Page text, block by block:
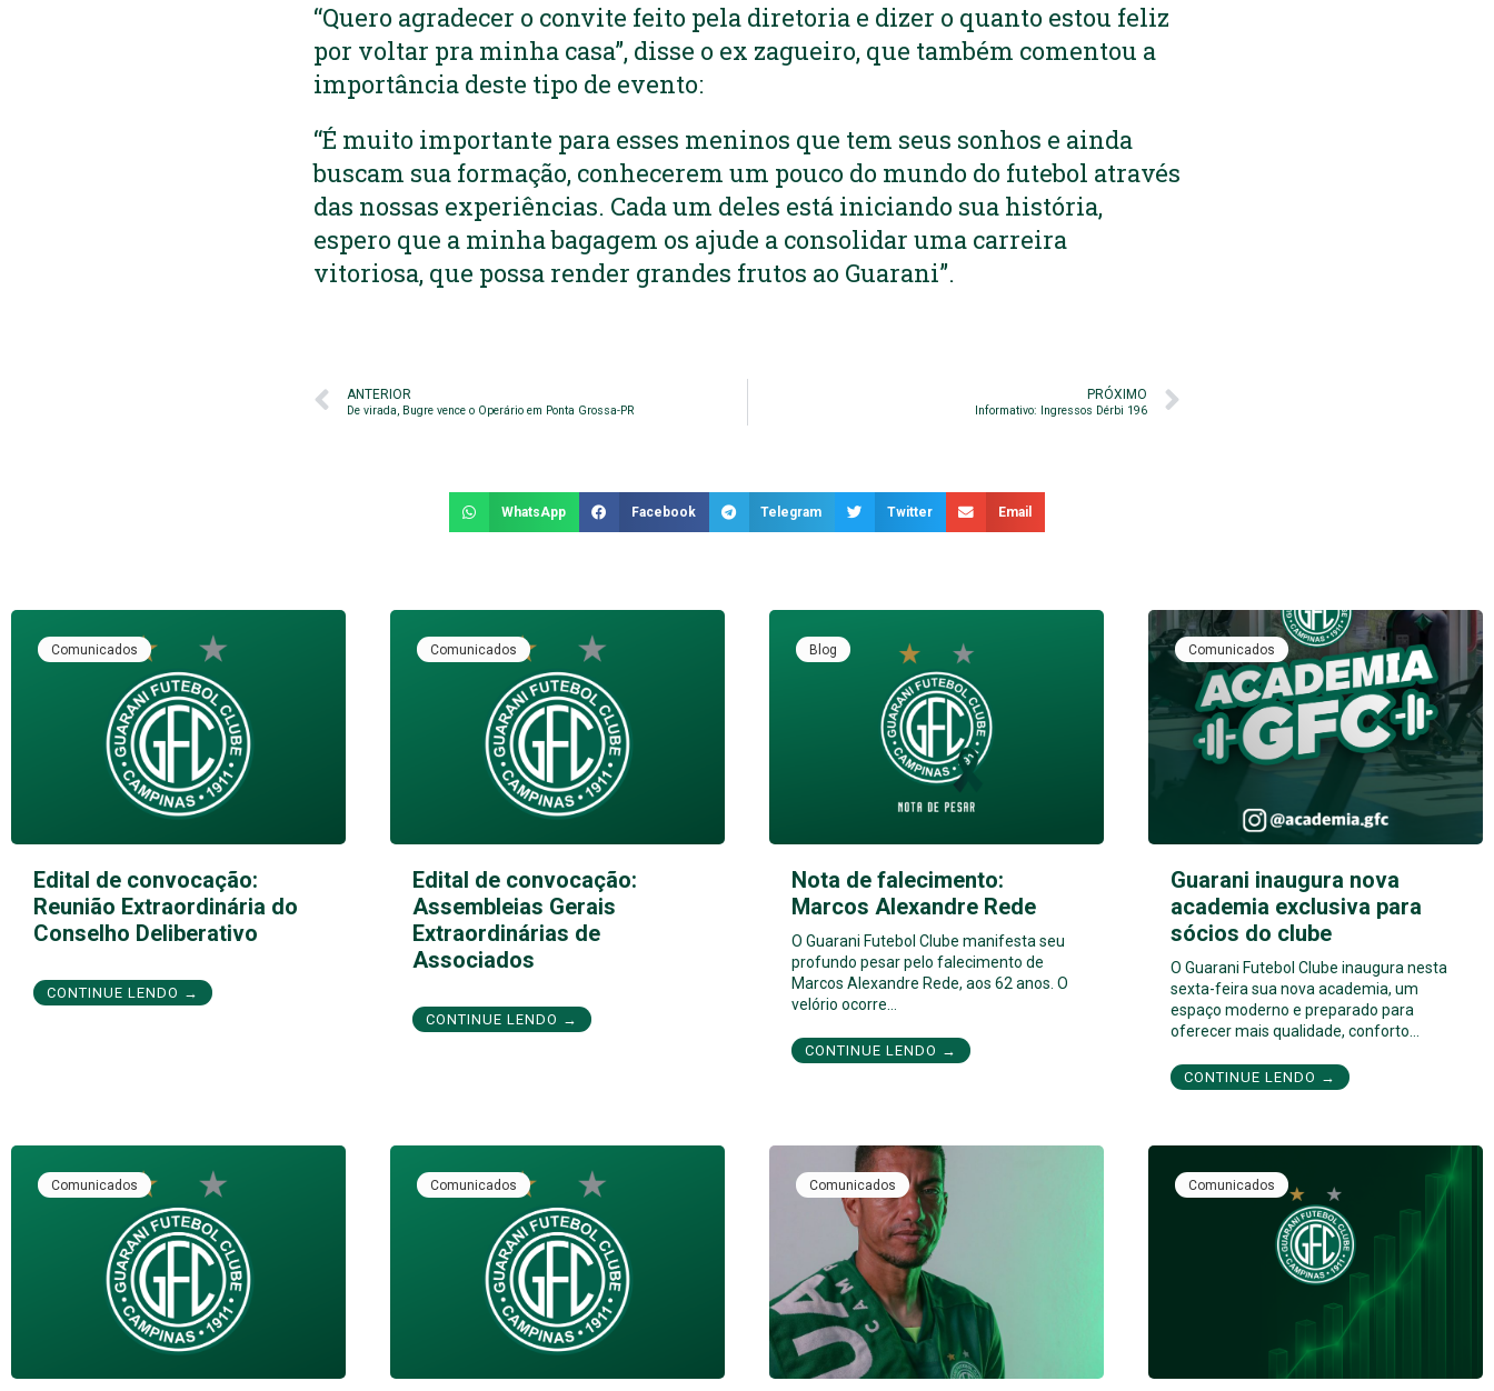
“Quero agradecer o convite feito pela diretoria e dizer o quanto estou feliz
por voltar pra minha casa”, disse o ex zagueiro, que também comentou a
importância deste tipo de evento:
“É muito importante para esses meninos que tem seus sonhos e ainda
buscam sua formação, conhecerem um pouco do mundo do futebol através
das nossas experiências. Cada um deles está iniciando sua história,
espero que a minha bagagem os ajude a consolidar uma carreira
vitoriosa, que possa render grandes frutos ao Guarani”.
ANTERIOR
De virada, Bugre vence o Operário em Ponta Grossa-PR
PRÓXIMO
Informativo: Ingressos Dérbi 196
WhatsApp Facebook Telegram Twitter Email
Comunicados
Edital de convocação:
Reunião Extraordinária do
Conselho Deliberativo
CONTINUE LENDO →
Comunicados
Edital de convocação:
Assembleias Gerais
Extraordinárias de
Associados
CONTINUE LENDO →
Blog
Nota de falecimento:
Marcos Alexandre Rede
O Guarani Futebol Clube manifesta seu
profundo pesar pelo falecimento de
Marcos Alexandre Rede, aos 62 anos. O
velório ocorre…
CONTINUE LENDO →
Comunicados
Guarani inaugura nova
academia exclusiva para
sócios do clube
O Guarani Futebol Clube inaugura nesta
sexta-feira sua nova academia, um
espaço moderno e preparado para
oferecer mais qualidade, conforto…
CONTINUE LENDO →
Comunicados Comunicados Comunicados Comunicados